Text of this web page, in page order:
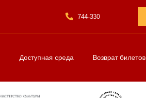
744-330
Доступная среда Возврат билетов